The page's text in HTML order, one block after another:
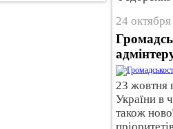
24
23 жовтня
України в
також